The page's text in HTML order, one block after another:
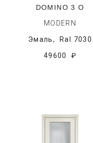
DOMINO 3 O
MODERN
Эмаль, Ral 7030
49600 ₽